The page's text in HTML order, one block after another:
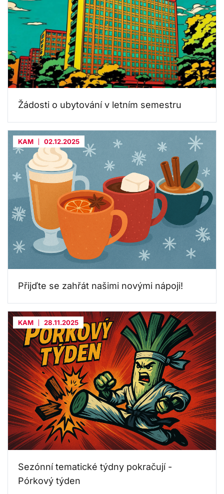
Žádosti o ubytování v letním semestru
KAM 02.12.2025
Přijďte se zahřát našimi novými nápoji!
KAM 28.11.2025
Sezónní tematické týdny pokračují -
Pórkový týden